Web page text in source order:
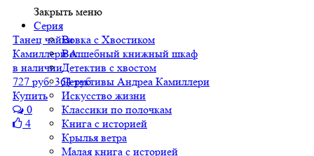
Закрыть меню
Серия
Вовка с Хвостиком
Волшебный книжный шкаф
Детектив с хвостом
Детективы Андреа Камиллери
Искусство жизни
Классики по полочкам
Книга с историей
Крылья ветра
Малая книга с историей
Танец чайки
Камиллери А.
в наличии
727 руб. 364 руб.
Купить
0
4